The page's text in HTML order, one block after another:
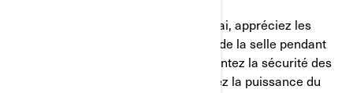
Lorsque vous commencez votre essai, appréciez les
sensations de conduite et le confort de la selle pendant
que vous roulez. Testez les freins, sentez la sécurité des
technologies du véhicule et appréciez la puissance du